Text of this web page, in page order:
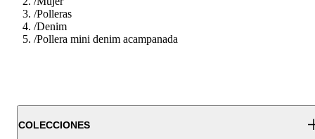
/Polleras
/Denim
/Pollera mini denim acampanada
COLECCIONES